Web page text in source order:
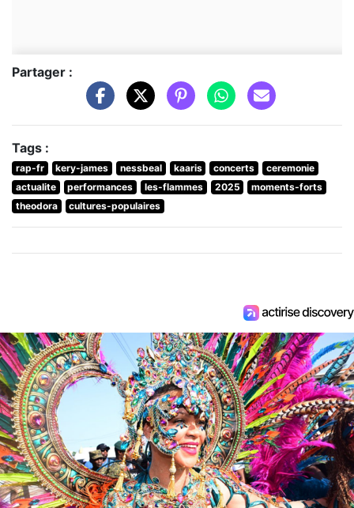
Partager :
Tags :
rap-fr kery-james nessbeal kaaris concerts
ceremonie
actualite
performances les-flammes 2025
moments-forts
theodora
cultures-populaires